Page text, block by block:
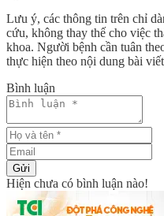
Lưu ý, các thông tin trên chỉ
cứu, không thay thế cho việc
khoa. Người bệnh cần tuân
thực hiện theo nội dung bài
Bình luận
Gửi
Hiện chưa có bình luận nào!